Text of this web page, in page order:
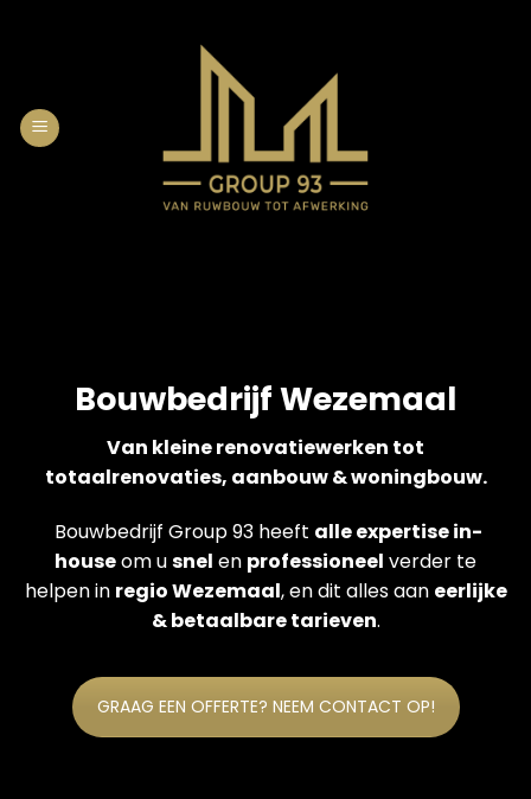
Bouwbedrijf Wezemaal
Van kleine renovatiewerken tot
totaalrenovaties, aanbouw & woningbouw.
Bouwbedrijf Group 93 heeft alle expertise in-
houseom usnel en professioneel verder te
helpen in regio Wezemaal, en dit alles aan eerlijke
& betaalbare tarieven.
GRAAG EEN OFFERTE? NEEM CONTACT OP!